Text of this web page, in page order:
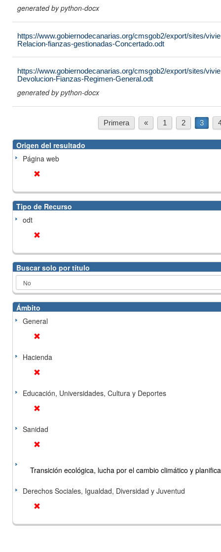
generated by python-docx
https://www.gobiernodecanarias.org/cmsgob2/export/sites/
Relacion-fianzas-gestionadas-Concertado.odt
https://www.gobiernodecanarias.org/cmsgob2/export/sites/
Devolucion-Fianzas-Regimen-General.odt
generated by python-docx
Primera « 1 2 3
Origen del resultado
Página web
Tipo de Recurso
odt
Buscar solo por título
Ámbito
General
Hacienda
Educación, Universidades, Cultura y Deportes
Sanidad
Transición ecológica, lucha por el cambio climático y
Derechos Sociales, Igualdad, Diversidad y Juventud